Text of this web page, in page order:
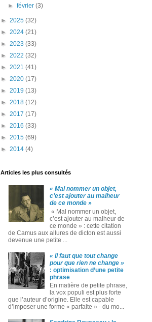
►février(3)
► 2025 (32)
► 2024 (21)
► 2023 (33)
► 2022 (32)
► 2021 (41)
► 2020 (17)
► 2019 (13)
► 2018 (12)
► 2017 (17)
► 2016 (33)
► 2015 (69)
► 2014 (4)
Articles les plus consultés
« Mal nommer un objet,
c’est ajouter au malheur
de ce monde »
« Mal nommer un objet,
c’est ajouter au malheur de
ce monde » : cette citation
de Camus aux allures de dicton est aussi
devenue une petite ...
« Il faut que tout change
pour que rien ne change »
: optimisation d’une petite
phrase
En matière de petite phrase,
la vox populi est plus forte
que l’auteur d’origine. Elle est capable
d’imposer une forme « parfaite » ‑ du mo...